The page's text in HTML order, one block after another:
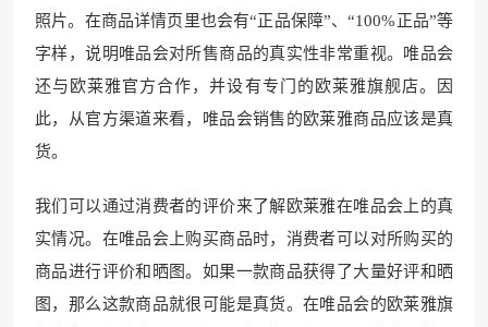
照片。在商品详情页里也会有“正品保障”、“100%正品”等
字样，说明唯品会对所售商品的真实性非常重视。唯品会
还与欧莱雅官方合作，并设有专门的欧莱雅旗舰店。因
此，从官方渠道来看，唯品会销售的欧莱雅商品应该是真
货。
我们可以通过消费者的评价来了解欧莱雅在唯品会上的真
实情况。在唯品会上购买商品时，消费者可以对所购买的
商品进行评价和晒图。如果一款商品获得了大量好评和晒
图，那么这款商品就很可能是真货。在唯品会的欧莱雅旗